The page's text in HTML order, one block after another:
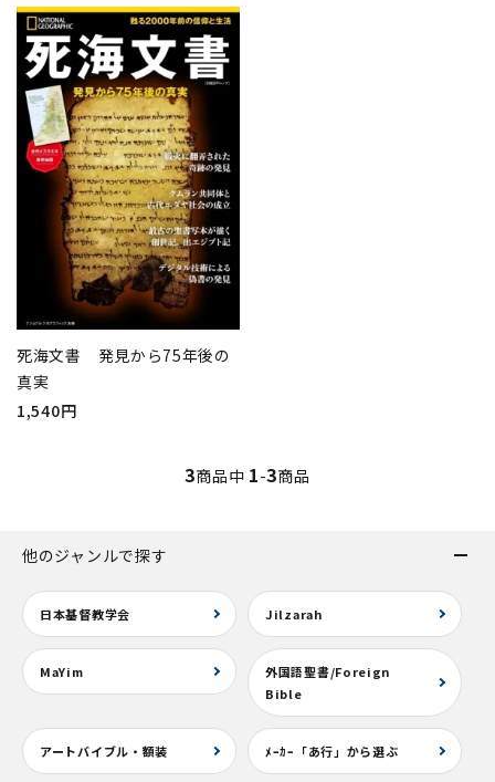
死海文書 発見から75年後の
真実
1,540円
3商品中 1-3商品
他のジャンルで探す
日本基督教学会 Jilzarah
MaYim
外国語聖書/Foreign
Bible
アートバイブル・額装 ﾒｰｶｰ「あ行」から選ぶ